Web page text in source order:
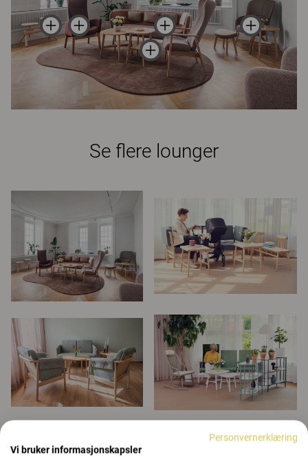
Se flere lounger
Personvernerklæring
Vi bruker informasjonskapsler